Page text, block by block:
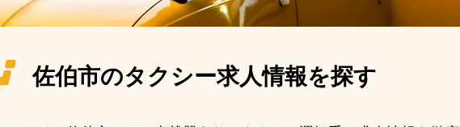
佐伯市のタクシー求人情報を探す